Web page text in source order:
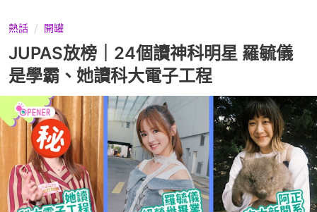
熱話 開罐
JUPAS放榜｜24個讀神科明星 羅毓儀
是學霸、她讀科大電子工程